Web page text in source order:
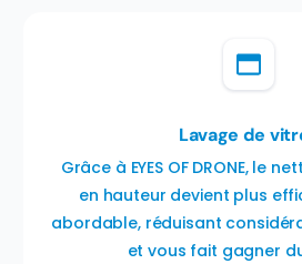
Lavage de
Grâce à EYES OF DRONE, le
en hauteur devient plus
abordable, réduisant
et vous fait gagner